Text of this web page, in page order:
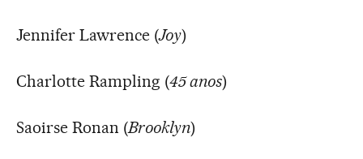
Jennifer Lawrence (Joy)
Charlotte Rampling (45 anos)
Saoirse Ronan (Brooklyn)